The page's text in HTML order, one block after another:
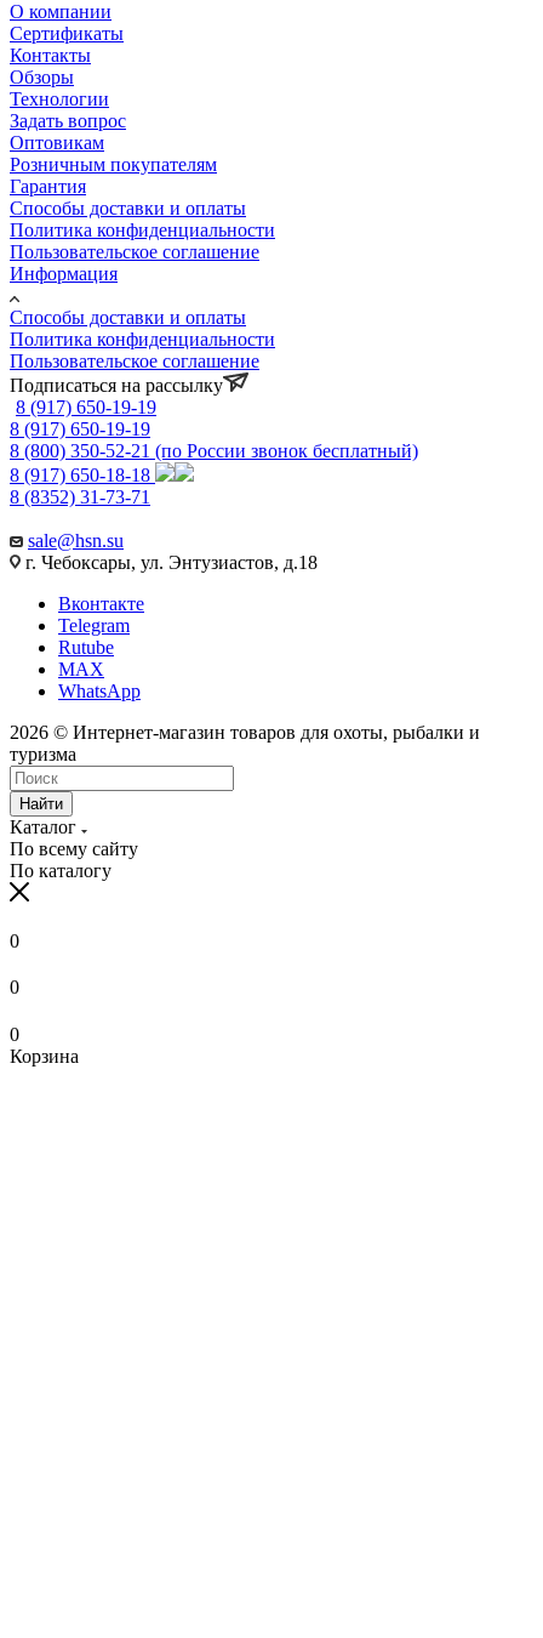
О компании
Сертификаты
Контакты
Обзоры
Технологии
Задать вопрос
Оптовикам
Розничным покупателям
Гарантия
Способы доставки и оплаты
Политика конфиденциальности
Пользовательское соглашение
Информация
Способы доставки и оплаты
Политика конфиденциальности
Пользовательское соглашение
Подписаться на рассылку
8 (917) 650-19-19
8 (917) 650-19-19
8 (800) 350-52-21 (по России звонок бесплатный)
8 (917) 650-18-18
8 (8352) 31-73-71
sale@hsn.su
г. Чебоксары, ул. Энтузиастов, д.18
Вконтакте
Telegram
Rutube
MAX
WhatsApp
2026 © Интернет-магазин товаров для охоты, рыбалки и
туризма
Найти
Каталог
По всему сайту
По каталогу
0
0
0
Корзина